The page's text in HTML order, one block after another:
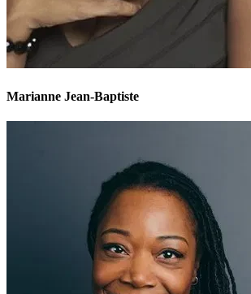
Marianne Jean-Baptiste